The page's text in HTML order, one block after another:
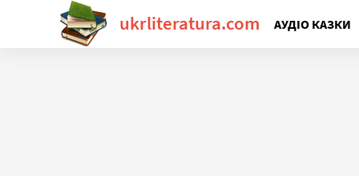
ukrliteratura.com АУДІО КАЗКИ